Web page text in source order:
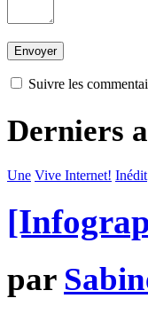
Suivre les
Derniers
Une Vive Internet! Inédit
par